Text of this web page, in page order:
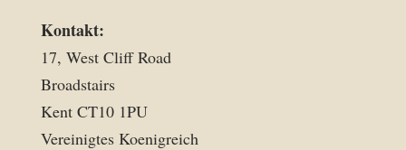
Kontakt:
17, West Cliff Road
Broadstairs
Kent CT10 1PU
Vereinigtes Koenigreich